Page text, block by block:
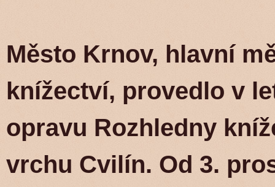
Město Krnov, hlavní
knížectví, provedlo v
opravu Rozhledny
vrchu Cvilín. Od 3.